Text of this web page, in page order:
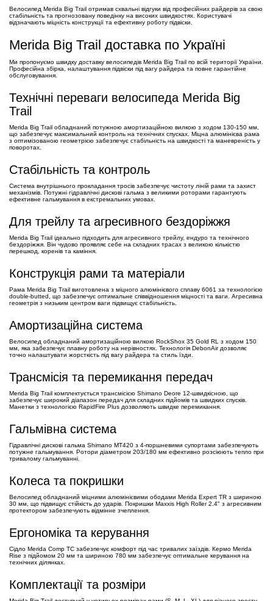
Велосипед Merida Big Trail отримав схвальні відгуки від професійних райдерів за свою
стабільність та прогнозовану поведінку на високих швидкостях. Користувачі
відзначають міцність конструкції та ефективну роботу підвіски.
Merida Big Trail доставка по Україні
Ми пропонуємо швидку доставку велосипедів Merida Big Trail по всій території України.
Професійна збірка, налаштування підвіски під вагу райдера та повне гарантійне
обслуговування.
Технічні переваги велосипеда Merida Big
Trail
Merida Big Trail обладнаний потужною амортизаційною вилкою з ходом 130-150 мм,
що забезпечує максимальний контроль на технічних спусках. Міцна алюмінієва рама
з оптимізованою геометрією забезпечує стабільність на швидкості та маневреність у
поворотах.
Стабільність та контроль
Система внутрішнього прокладання тросів забезпечує чистоту ліній рами та захист
механізмів. Потужні гідравлічні дискові гальма з великими роторами гарантують
ефективне гальмування в екстремальних умовах.
Для трейлу та агресивного бездоріжжя
Merida Big Trail ідеально підходить для агресивного трейлу, ендуро та технічного
бездоріжжя. Він чудово проявляє себе на складних трасах з великою кількістю
перешкод, коренів та каміння.
Конструкція рами та матеріали
Рама Merida Big Trail виготовлена з міцного алюмінієвого сплаву 6061 за технологією
double-butted, що забезпечує оптимальне співвідношення міцності та ваги. Агресивна
геометрія з низьким центром ваги підвищує стабільність.
Амортизаційна система
Велосипед обладнаний амортизаційною вилкою RockShox 35 Gold RL з ходом 150
мм, яка забезпечує плавну роботу на нерівностях. Технологія DebonAir дозволяє
точно налаштувати жорсткість під вагу райдера та стиль їзди.
Трансмісія та перемикання передач
Merida Big Trail комплектується трансмісією Shimano Deore 12-швидкісною, що
забезпечує широкий діапазон передач для складних підйомів та швидких спусків.
Манетки з технологією RapidFire Plus дозволяють швидке перемикання.
Гальмівна система
Гідравлічні дискові гальма Shimano MT420 з 4-поршневими супортами забезпечують
потужне гальмування. Ротори діаметром 203/180 мм ефективно розсіюють тепло при
тривалому гальмуванні.
Колеса та покришки
Велосипед обладнаний міцними алюмінієвими ободами Merida Expert TR з шириною
30 мм, що підвищує стійкість до ударів. Покришки Maxxis High Roller 2.4" з агресивним
протектором забезпечують відмінне зчеплення.
Ергономіка та керування
Сідло Merida Comp TC забезпечує комфорт під час тривалих заїздів. Кермо Merida
Rise з підйомом 20 мм та шириною 780 мм забезпечує оптимальне керування на
технічних ділянках.
Комплектації та розміри